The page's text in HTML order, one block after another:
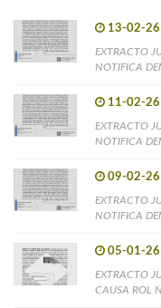
13-02-26
EXTRACTO
NOTIFICA
11-02-26
EXTRACTO
NOTIFICA
09-02-26
EXTRACTO
NOTIFICA
05-01-26
EXTRACTO
CAUSA ROL